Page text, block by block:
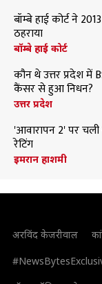
बॉम्बे हाई कोर्ट ने
ठहराया
बॉम्बे हाई कोर्ट
कौन थे उत्तर प्रदेश
कैंसर से हुआ निधन?
उत्तर प्रदेश
'आवारापन 2' पर
रेटिंग
इमरान हाशमी
अरविंद केजरीवाल